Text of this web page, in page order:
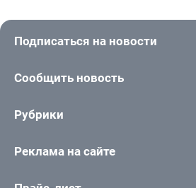
Подписаться на новости
Сообщить новость
Рубрики
Реклама на сайте